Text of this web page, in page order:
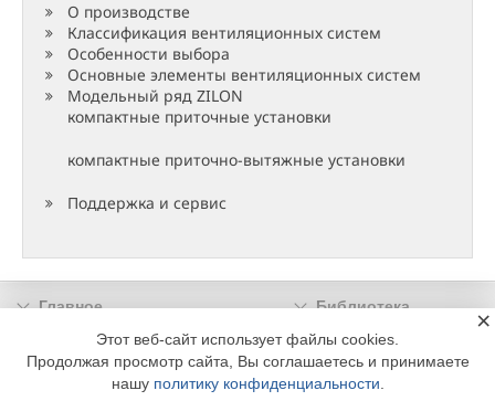
О производстве
Классификация вентиляционных систем
Особенности выбора
Основные элементы вентиляционных систем
Модельный ряд ZILON
компактные приточные установки
компактные приточно-вытяжные установки
Поддержка и сервис
Главное
Библиотека
Подписка
Реклама
Информация
Этот веб-сайт использует файлы cookies.
Продолжая просмотр сайта, Вы соглашаетесь и принимаете
нашу политику конфиденциальности
×